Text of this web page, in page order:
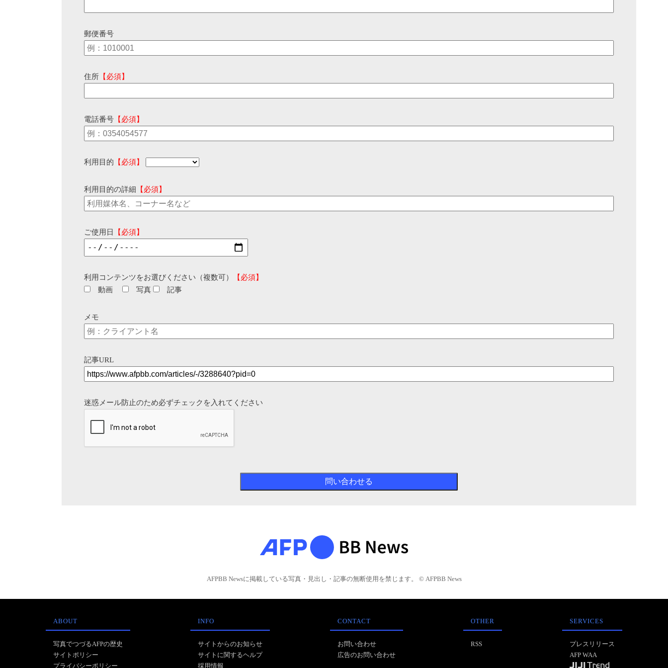
郵便番号
住所 【必須】
電話番号 【必須】
利用目的 【必須】
利用目的の詳細 【必須】
ご使用日 【必須】
利用コンテンツをお選びください（複数可）
【必須】
動画
写真 記事
メモ
記事URL
迷惑メール防止のため必ずチェックを入れてください
AFPBB Newsに掲載している写真・見出し・記事の無断使用を禁じます。 © AFPBB News
ABOUT
写真でつづるAFPの歴史
サイトポリシー
プライバシーポリシー
INFO
サイトからのお知らせ
サイトに関するヘルプ
採用情報
CONTACT
お問い合わせ
広告のお問い合わせ
OTHER
RSS
SERVICES
プレスリリース
AFP WAA